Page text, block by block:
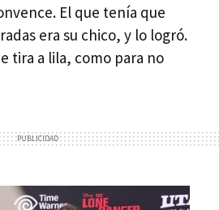
El que tenía que
era su chico, y lo logró.
tira a lila, como para no